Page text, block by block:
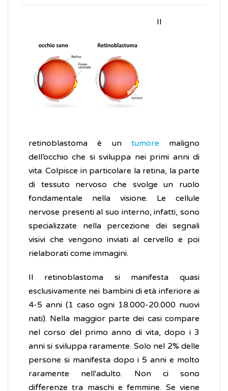
Il
retinoblastoma è un tumore maligno
dell’occhio che si sviluppa nei primi anni di
vita. Colpisce in particolare la retina, la parte
di tessuto nervoso che svolge un ruolo
fondamentale nella visione. Le cellule
nervose presenti al suo interno, infatti, sono
specializzate nella percezione dei segnali
visivi che vengono inviati al cervello e poi
rielaborati come immagini.
Il retinoblastoma si manifesta quasi
esclusivamente nei bambini di età inferiore ai
4-5 anni (1 caso ogni 18.000-20.000 nuovi
nati). Nella maggior parte dei casi compare
nel corso del primo anno di vita, dopo i 3
anni si sviluppa raramente. Solo nel 2% delle
persone si manifesta dopo i 5 anni e molto
raramente nell'adulto. Non ci sono
differenze tra maschi e femmine. Se viene